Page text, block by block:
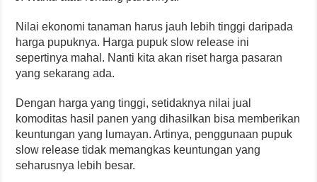
Nilai ekonomi tanaman harus jauh lebih tinggi daripada
harga pupuknya. Harga pupuk slow release ini
sepertinya mahal. Nanti kita akan riset harga pasaran
yang sekarang ada.
Dengan harga yang tinggi, setidaknya nilai jual
komoditas hasil panen yang dihasilkan bisa memberikan
keuntungan yang lumayan. Artinya, penggunaan pupuk
slow release tidak memangkas keuntungan yang
seharusnya lebih besar.